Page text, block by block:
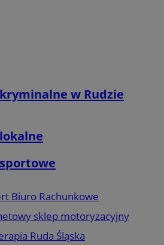
w Rudzie
Biuro Rachunkowe
sklep motoryzacyjny
Ruda Śląska